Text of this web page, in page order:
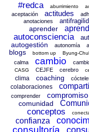
#redca aburrimiento
aceptación actitudes
anotaciones
aprender
autoconsciencia
autogestión autonomía
blogs bottom up Byung-
calma cambio
CASG CEJFE cerebro
clima coaching
colaboraciones
comprender compromiso
comunidad
conceptos
confianza